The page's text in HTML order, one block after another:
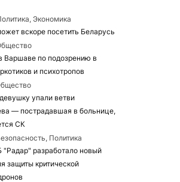
Экономика
вскоре посетить Беларусь
Варшаве по подозрению в
и психотропов
упали ветви
— пострадавшая в больнице,
СК
Политика
разработало новый
защиты критической